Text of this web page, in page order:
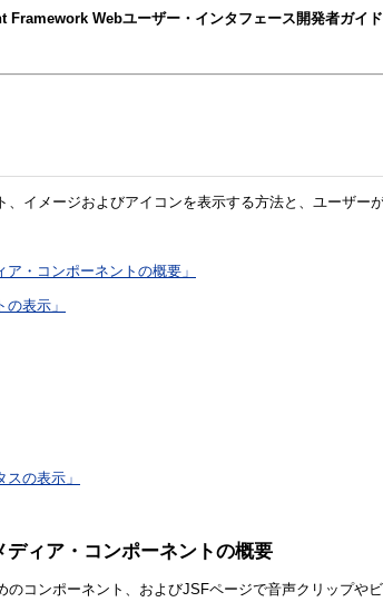
Webユーザー・インタフェース開発者ガイド
イメージおよびアイコンを表示する方法と、ユーザ
・コンポーネントの概要」
表示」
の表示」
ィア・コンポーネントの概要
コンポーネント、およびJSFページで音声クリップや